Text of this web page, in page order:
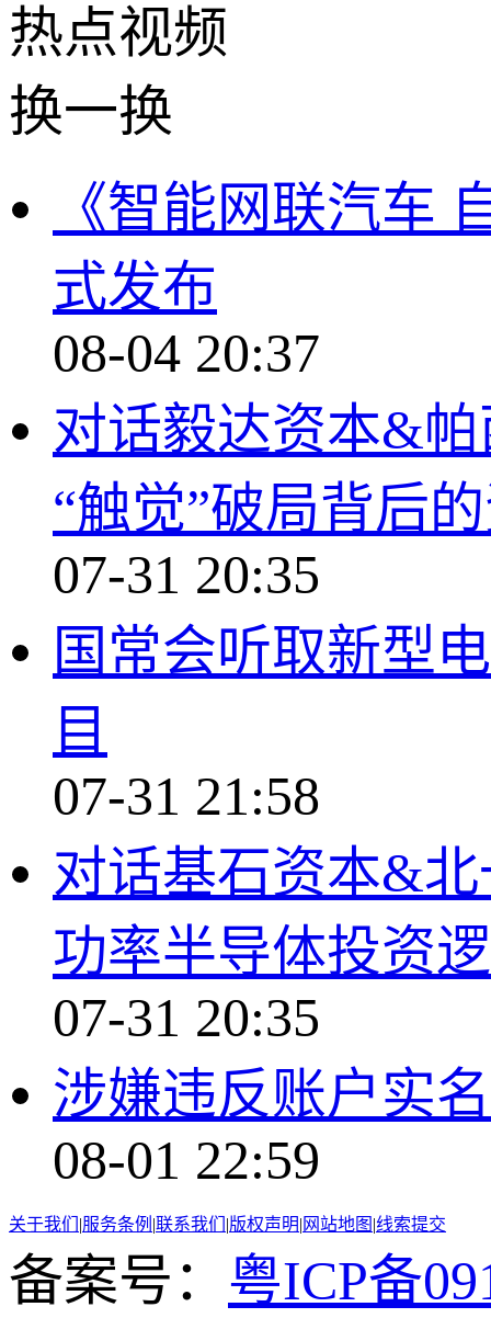
热点视频
换一换
《智能网联汽车
式发布
08-04 20:37
对话毅达资本&
“触觉”破局背后
07-31 20:35
国常会听取新型
目
07-31 21:58
对话基石资本&
功率半导体投资
07-31 20:35
涉嫌违反账户实
08-01 22:59
关于我们 |服务条例 |联系我们 |版权声明| 网站地图 |线索提交
备案号： 粤ICP备